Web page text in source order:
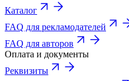
Каталог
FAQ для рекламодателей
FAQ для авторов
Оплата и документы
Реквизиты